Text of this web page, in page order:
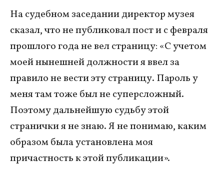
На судебном заседании директор музея
сказал, что не публиковал пост и с февраля
прошлого года не вел страницу: «С учетом
моей нынешней должности я ввел за
правило не вести эту страницу. Пароль у
меня там тоже был не суперсложный.
Поэтому дальнейшую судьбу этой
странички я не знаю. Я не понимаю, каким
образом была установлена моя
причастность к этой публикации».